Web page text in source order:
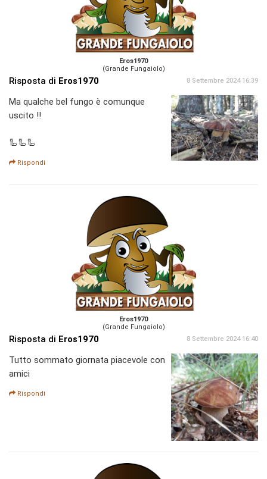
Eros1970
(Grande Fungaiolo)
Risposta di Eros1970 8 Settembre 2024 16:39
Ma qualche bel fungo è comunque
uscito !!
🦾🦾🦾
Rispondi
Eros1970
(Grande Fungaiolo)
Risposta di Eros1970 8 Settembre 2024 16:40
Tutto sommato giornata piacevole con
amici
Rispondi